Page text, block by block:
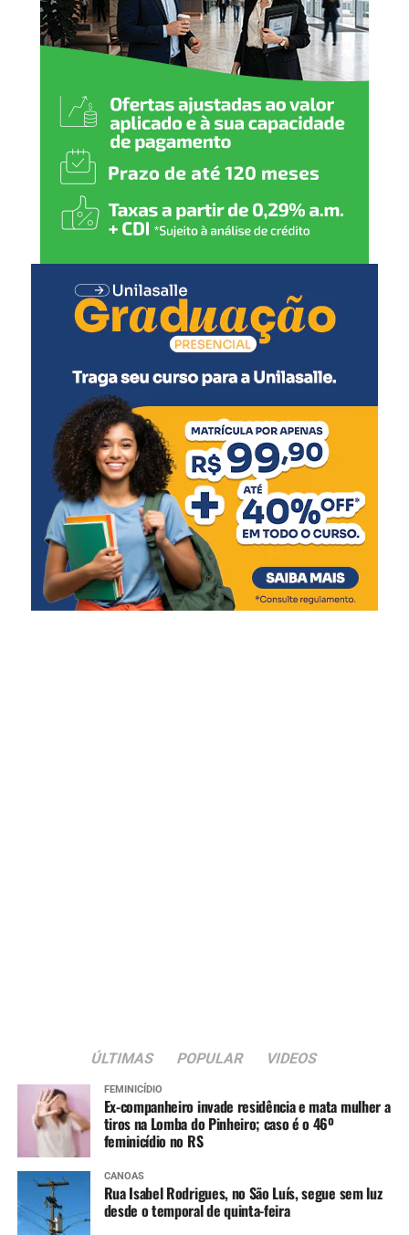
O Multicine era pioneiro no Brasil tanto em instalação
de múltiplas salas de cinema quanto na instalação delas
dentro da estrutura de um shopping center. A tendência,
que viria a ser adotada em todo o Brasil, vinha da Europa.
Em 1997, meses antes da inauguração do Canoas
Shopping, os três projetores se apagariam para não mais
A cidade permaneceria sem salas de cinema até 2001,
quando o Cinemark Canoas estreou com outro recorde –
o de 11 espaços em simultâneo, tornando-se o maior
multicinema da América Latina à época. Devido à baixa
rentabilidade, quatro delas foram fechadas em anos
seguintes, mas as outras sete permanecem.
A concorrência entre cinemas, pela primeira vez em mais
de três décadas, deve voltar a acontecer nos próximos
anos. O ParkShopping Canoas, do grupo Barra, está sendo
construído em amplo terreno da Av. Dr. Sezefredo
Azambuja Vieira, e deverá contar com um multicine. A
empresa que se instalará no novo empreendimento será
a UCI, que tem salas em 12 cidades brasileiras, incluindo
capitais do Sudeste, Nordeste e Centro-Oeste, além de
Curutiba, na Região Sul do Brasil. Ainda não foram
informados detalhes sobre a operação da empresa no
ParkShopping.
TÓPICOS RELACIONADOS:
A SEGUIR UP
Adolescente com paralisia cerebral busca apoio para a
fisioterapia
NÃO SE ESQUEÇA
Neste ano, AES Sul já realizou 15 mil podas
ÚLTIMAS POPULAR VIDEOS
FEMINICÍDIO
Ex-companheiro invade residência e mata mulher a
tiros na Lomba do Pinheiro; caso é o 46º
feminicídio no RS
CANOAS
Rua Isabel Rodrigues, no São Luís, segue sem luz
desde o temporal de quinta-feira